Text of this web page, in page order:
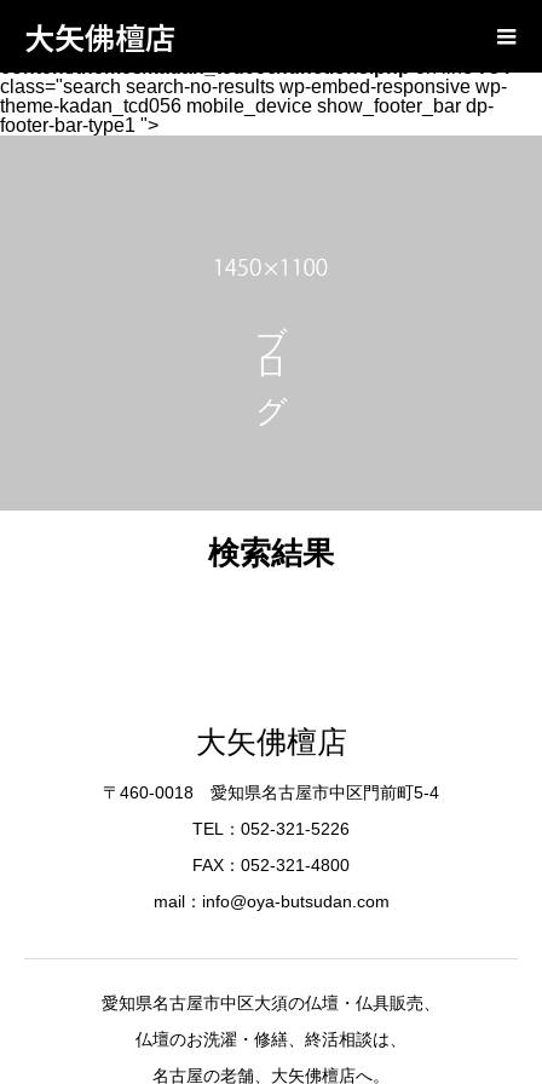
on null in /home/oyabutsudan/oya-
butsudan.com/public_html/wp-
class="search search-no-results wp-embed-responsive wp-
theme-kadan_tcd056 mobile_device show_footer_bar dp-
footer-bar-type1 ">
大矢佛檀店
ブログ
検索結果
大矢佛檀店
〒460-0018 愛知県名古屋市中区門前町5-4
TEL：052-321-5226
FAX：052-321-4800
mail：info@oya-butsudan.com
愛知県名古屋市中区大須の仏壇・仏具販売、
仏壇のお洗濯・修繕、終活相談は、
名古屋の老舗、大矢佛檀店へ。